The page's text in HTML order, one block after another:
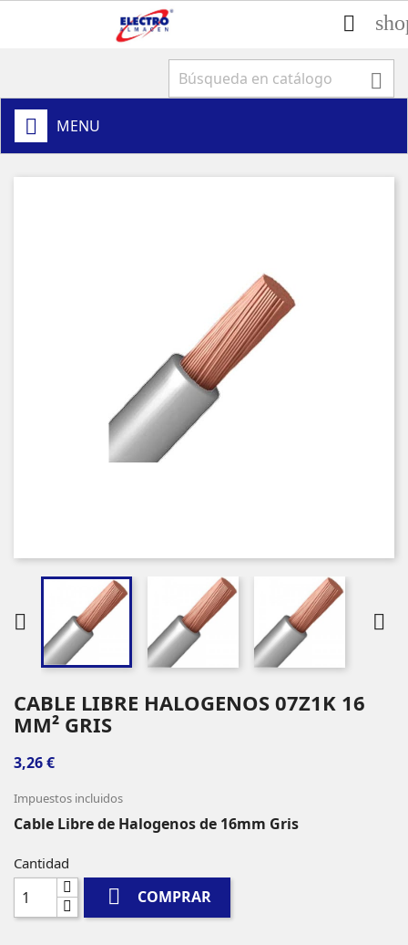


MENU
 
CABLE LIBRE HALOGENOS 07Z1K 16
MM² GRIS
3,26 €
Impuestos incluidos
Cable Libre de Halogenos de 16mm Gris
Cantidad
 COMPRAR